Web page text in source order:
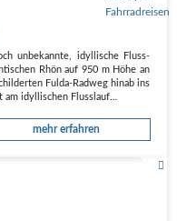
unbekannte, idyllische Fluss-
Rhön auf 950 m Höhe an
Fulda-Radweg hinab ins
am idyllischen Flusslauf…
mehr erfahren